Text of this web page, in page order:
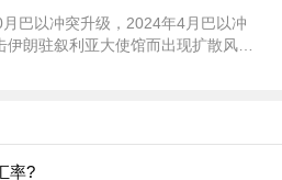
伊朗驻叙利亚大使馆而出现扩散风
率?